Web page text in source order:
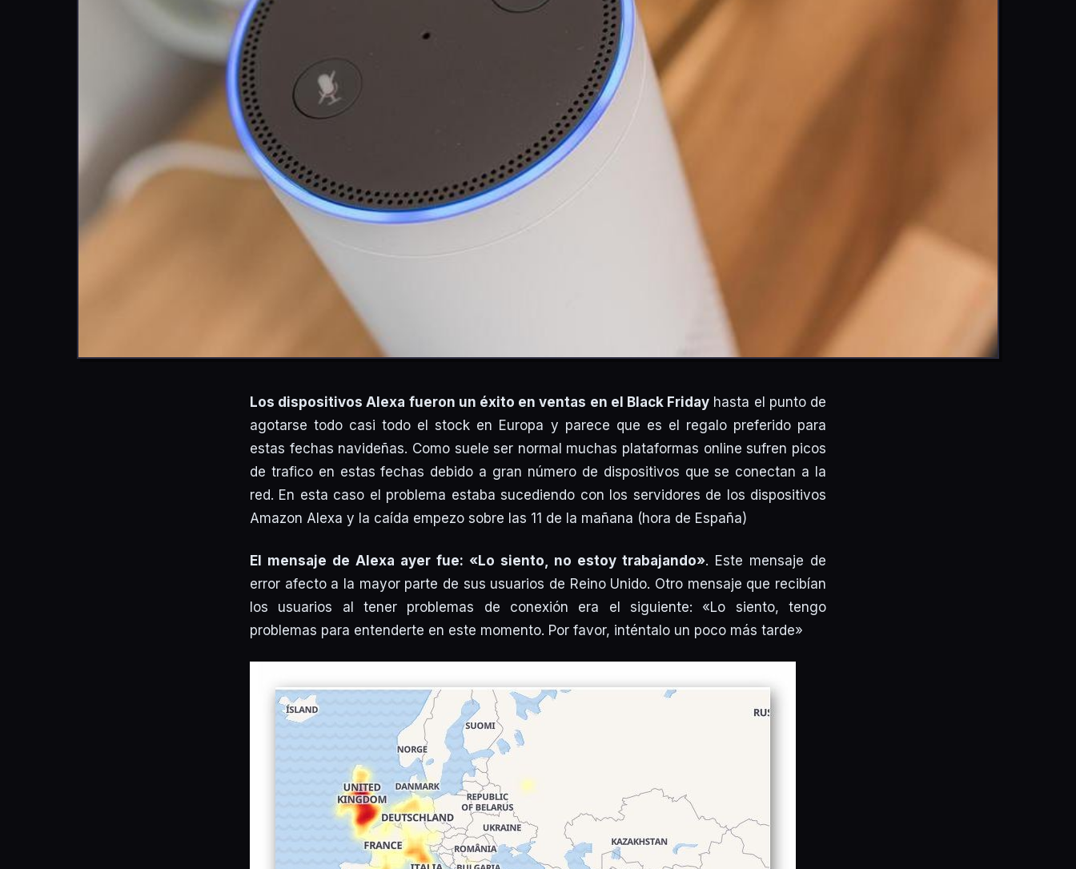
Los dispositivos Alexa fueron un éxito en ventas en el Black Friday hasta el punto de
agotarse todo casi todo el stock en Europa y parece que es el regalo preferido para
estas fechas navideñas. Como suele ser normal muchas plataformas online sufren picos
de trafico en estas fechas debido a gran número de dispositivos que se conectan a la
red. En esta caso el problema estaba sucediendo con los servidores de los dispositivos
Amazon Alexa y la caída empezo sobre las 11 de la mañana (hora de España)
El mensaje de Alexa ayer fue: «Lo siento, no estoy trabajando». Este mensaje de
error afecto a la mayor parte de sus usuarios de Reino Unido. Otro mensaje que recibían
los usuarios al tener problemas de conexión era el siguiente: «Lo siento, tengo
problemas para entenderte en este momento. Por favor, inténtalo un poco más tarde»